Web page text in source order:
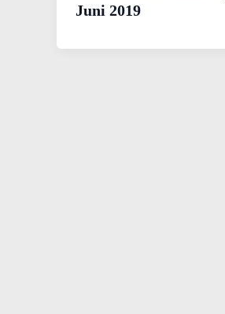
Juni 2019